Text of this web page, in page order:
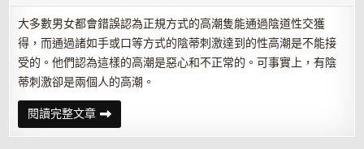
大多數男女都會錯誤認為正規方式的高潮隻能通過陰道性交獲
得，而通過諸如手或口等方式的陰蒂刺激達到的性高潮是不能接
受的。他們認為這樣的高潮是惡心和不正常的。可事實上，有陰
蒂刺激卻是兩個人的高潮。
閱讀完整文章簡
單
幾